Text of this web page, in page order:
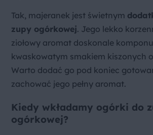
Tak, majeranek jest świetnym
zupy ogórkowej. Jego lekko
ziołowy aromat doskonale
kwaskowatym smakiem kiszonych
Warto dodać go pod koniec
zachować jego pełny aromat.
Kiedy wkładamy ogórki do
ogórkowej?